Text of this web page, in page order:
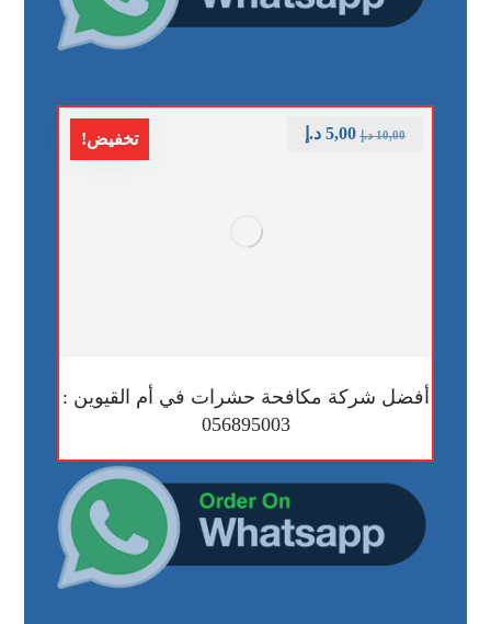
تخفيض!
أفضل شركة مكافحة حشرات في أم القيوين :
056895003
10,00 د.إ 5,00 د.إ